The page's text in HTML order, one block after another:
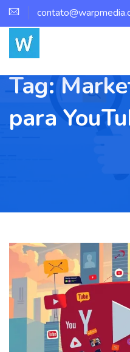
Tag:
para